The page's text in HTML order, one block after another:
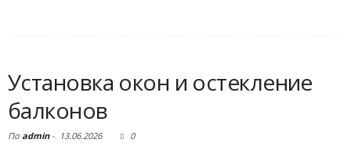
Установка окон и остекление
балконов
По admin- 13.06.2026 0